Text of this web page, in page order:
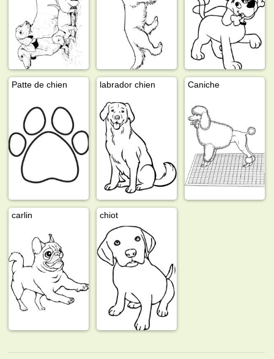
Patte de chien labrador chien Caniche
carlin chiot